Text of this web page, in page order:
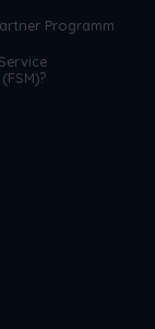
Programm